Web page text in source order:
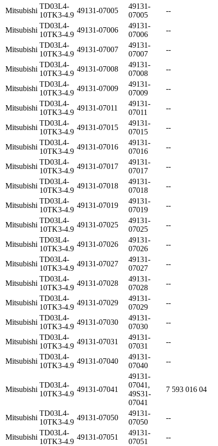
Mitsubishi
TD03L4-
10TK3-4.9
49131-07005
49131-
07005
--
Mitsubishi
TD03L4-
10TK3-4.9
49131-07006
49131-
07006
--
Mitsubishi
TD03L4-
10TK3-4.9
49131-07007
49131-
07007
--
Mitsubishi
TD03L4-
10TK3-4.9
49131-07008
49131-
07008
--
Mitsubishi
TD03L4-
10TK3-4.9
49131-07009
49131-
07009
--
Mitsubishi
TD03L4-
10TK3-4.9
49131-07011
49131-
07011
--
Mitsubishi
TD03L4-
10TK3-4.9
49131-07015
49131-
07015
--
Mitsubishi
TD03L4-
10TK3-4.9
49131-07016
49131-
07016
--
Mitsubishi
TD03L4-
10TK3-4.9
49131-07017
49131-
07017
--
Mitsubishi
TD03L4-
10TK3-4.9
49131-07018
49131-
07018
--
Mitsubishi
TD03L4-
10TK3-4.9
49131-07019
49131-
07019
--
Mitsubishi
TD03L4-
10TK3-4.9
49131-07025
49131-
07025
--
Mitsubishi
TD03L4-
10TK3-4.9
49131-07026
49131-
07026
--
Mitsubishi
TD03L4-
10TK3-4.9
49131-07027
49131-
07027
--
Mitsubishi
TD03L4-
10TK3-4.9
49131-07028
49131-
07028
--
Mitsubishi
TD03L4-
10TK3-4.9
49131-07029
49131-
07029
--
Mitsubishi
TD03L4-
10TK3-4.9
49131-07030
49131-
07030
--
Mitsubishi
TD03L4-
10TK3-4.9
49131-07031
49131-
07031
--
Mitsubishi
TD03L4-
10TK3-4.9
49131-07040
49131-
07040
--
Mitsubishi
TD03L4-
10TK3-4.9
49131-07041
49131-
07041,
49S31-
07041
7 593 016 04
Mitsubishi
TD03L4-
10TK3-4.9
49131-07050
49131-
07050
--
Mitsubishi
TD03L4-
10TK3-4.9
49131-07051
49131-
07051
--